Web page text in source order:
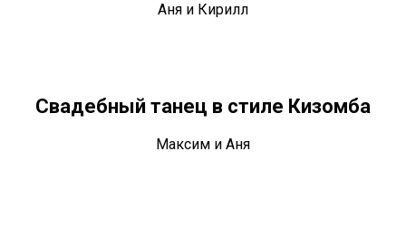
Аня и Кирилл
Свадебный танец в стиле Кизомба
Максим и Аня